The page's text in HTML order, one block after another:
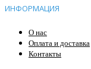
ИНФОРМАЦИЯ
О нас
Оплата и доставка
Контакты